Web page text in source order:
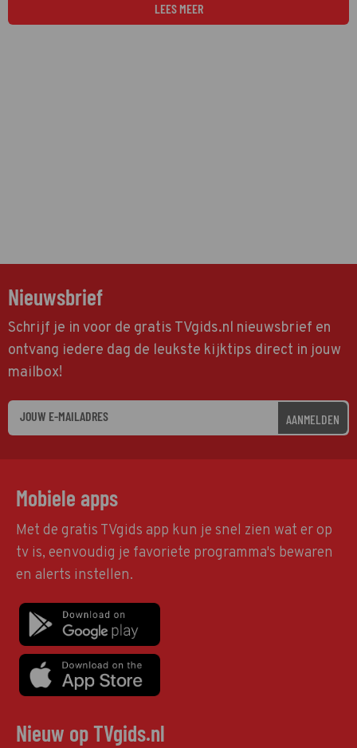
LEES MEER
Nieuwsbrief
Schrijf je in voor de gratis TVgids.nl nieuwsbrief en
ontvang iedere dag de leukste kijktips direct in jouw
mailbox!
AANMELDEN
Mobiele apps
Met de gratis TVgids app kun je snel zien wat er op
tv is, eenvoudig je favoriete programma's bewaren
en alerts instellen.
Nieuw op TVgids.nl